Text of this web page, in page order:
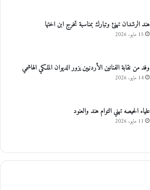
هند الرشدان تهنئ وتبارك بمناسبة تخرج ابن اختها
15 مايو، 2026
وفد من نقابة الفنانين الأردنيين يزور الديوان الملكي الهاشمي
14 مايو، 2026
علياء الحيصه تهني التوام هند والعنود
11 مايو، 2026